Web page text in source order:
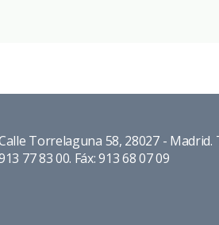
Torrelaguna 58, 28027 - Madrid.
77 83 00. Fáx: 913 68 07 09